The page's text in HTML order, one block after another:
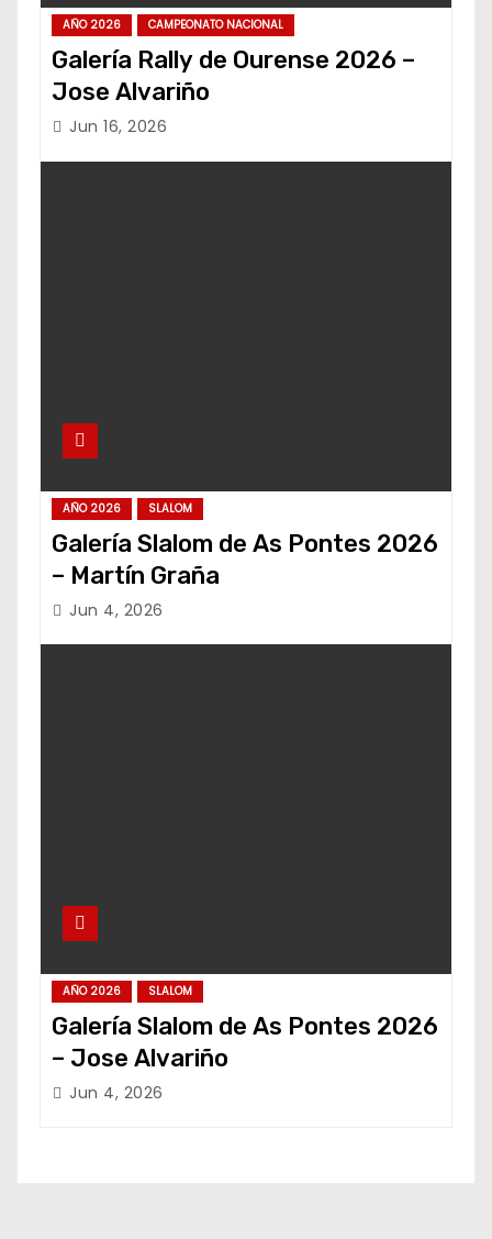
AÑO 2026 CAMPEONATO NACIONAL
Galería Rally de Ourense 2026 –
Jose Alvariño
Jun 16, 2026
AÑO 2026 SLALOM
Galería Slalom de As Pontes 2026
– Martín Graña
Jun 4, 2026
AÑO 2026 SLALOM
Galería Slalom de As Pontes 2026
– Jose Alvariño
Jun 4, 2026